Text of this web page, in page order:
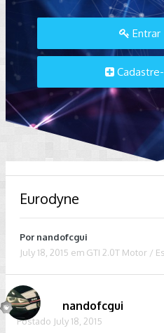
Entrar
Eurodyne
Por nandofcgui
July 18, 2015 em GTI 2.0T Motor /
nandofcgui
Postado July 18, 2015